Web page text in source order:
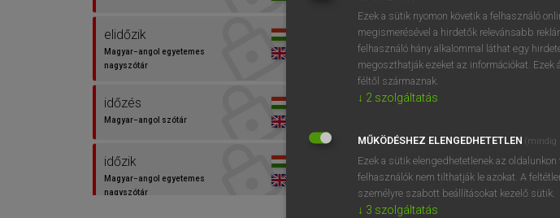
elidőzik
Magyar−angol egyetemes
nagyszótár
időzés
Magyar−angol szótár
időzik
Magyar−angol egyetemes
nagyszótár
Ezek a sütik nyomon követik a felhasználó
megismerésével a hirdetők relevánsabb
felhasználó hány alkalommal láthat egy
megoszthatják ezeket az információkat.
féltől származnak.
↓ 2 szolgáltatás
MŰKÖDÉSHEZ ELENGEDHETETLEN (mindig
Ezek a sütik elengedhetetlenek az
felhasználók nem tilthatják le azokat. A
személyre szabott beállításokat kezelő sütik.
↓ 3 szolgáltatás